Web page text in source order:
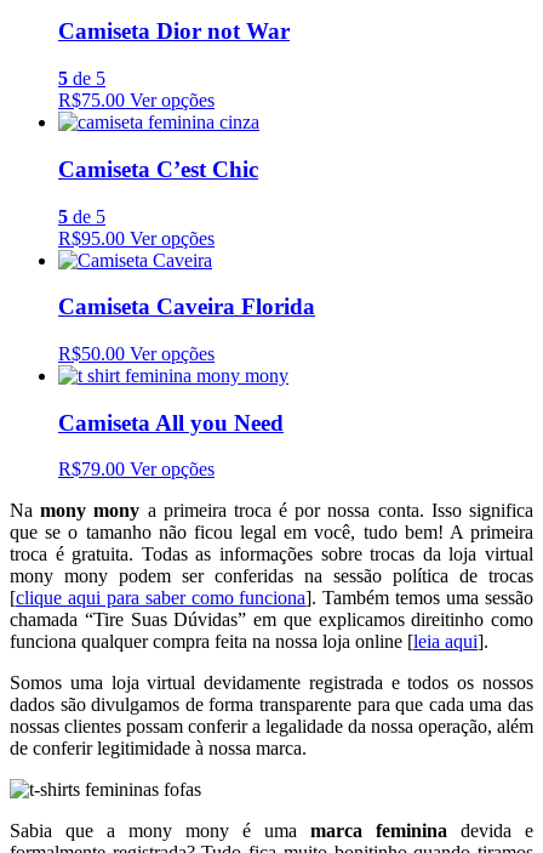
Camiseta Dior not War
5 de 5
R$75.00 Ver opções
Camiseta C’est Chic
5 de 5
R$95.00 Ver opções
Camiseta Caveira Florida
R$50.00 Ver opções
Camiseta All you Need
R$79.00 Ver opções
Namony mony a primeira troca é por nossa conta. Isso significa
que se o tamanho não ficou legal em você, tudo bem! A primeira
troca é gratuita. Todas as informações sobre trocas da loja virtual
mony mony podem ser conferidas na sessão política de trocas
[clique aqui para saber como funciona]. Também temos uma sessão
chamada “Tire Suas Dúvidas” em que explicamos direitinho como
funciona qualquer compra feita na nossa loja online [leia aqui].
Somos uma loja virtual devidamente registrada e todos os nossos
dados são divulgamos de forma transparente para que cada uma das
nossas clientes possam conferir a legalidade da nossa operação, além
de conferir legitimidade à nossa marca.
Sabia que a mony mony é uma marca feminina devida e